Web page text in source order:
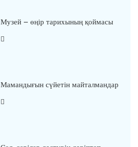
Музей – өңір тарихының қоймасы
Мамандығын сүйетін майталмандар